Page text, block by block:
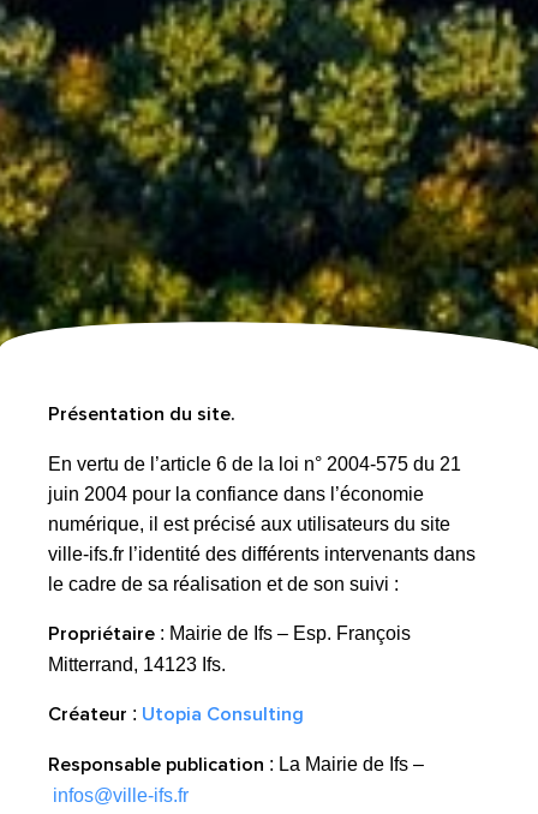
Présentation du site.
En vertu de l’article 6 de la loi n° 2004-575 du 21
juin 2004 pour la confiance dans l’économie
numérique, il est précisé aux utilisateurs du site
ville-ifs.fr l’identité des différents intervenants dans
le cadre de sa réalisation et de son suivi :
Propriétaire : Mairie de Ifs – Esp. François
Mitterrand, 14123 Ifs.
Créateur : Utopia Consulting
Responsable publication : La Mairie de Ifs –
infos@ville-ifs.fr